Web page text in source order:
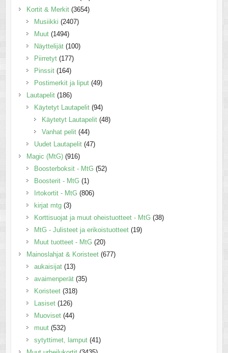
Kortit & Merkit (3654)
Musiikki (2407)
Muut (1494)
Näyttelijät (100)
Piirretyt (177)
Pinssit (164)
Postimerkit ja liput (49)
Lautapelit (186)
Käytetyt Lautapelit (94)
Käytetyt Lautapelit (48)
Vanhat pelit (44)
Uudet Lautapelit (47)
Magic (MtG) (916)
Boosterboksit - MtG (52)
Boosterit - MtG (1)
Irtokortit - MtG (806)
kirjat mtg (3)
Korttisuojat ja muut oheistuotteet - MtG (38)
MtG - Julisteet ja erikoistuotteet (19)
Muut tuotteet - MtG (20)
Mainoslahjat & Koristeet (677)
aukaisijat (13)
avaimenperät (35)
Koristeet (318)
Lasiset (126)
Muoviset (44)
muut (532)
sytyttimet, lamput (41)